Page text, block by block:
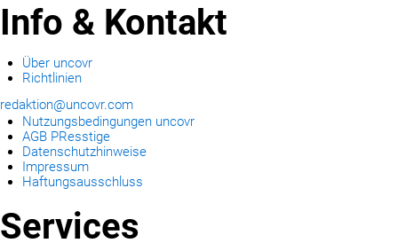
Info & Kontakt
Über uncovr
Richtlinien
redaktion@uncovr.com
Nutzungsbedingungen uncovr
AGB PResstige
Datenschutzhinweise
Impressum
Haftungsausschluss
Services